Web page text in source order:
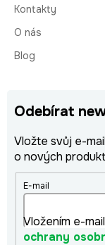
Kontakty
O nás
Blog
Odebírat
Vložte svůj e-
o nových
E-mail
Vložením e-
ochrany